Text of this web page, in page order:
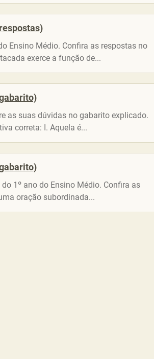
Ensino Médio. Confira as respostas no
exerce a função de...
as suas dúvidas no gabarito explicado.
correta: I. Aquela é...
1º ano do Ensino Médio. Confira as
oração subordinada...